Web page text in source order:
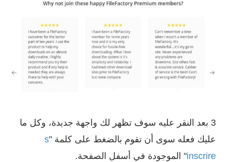
3 بعد النقر عليه سوف تظهر لك واجهة جديدة، وكل ما
عليك فعله سوى أن تقوم بالضغط على كلمة "s
inscrire" الموجودة في أسفل الصفحة.